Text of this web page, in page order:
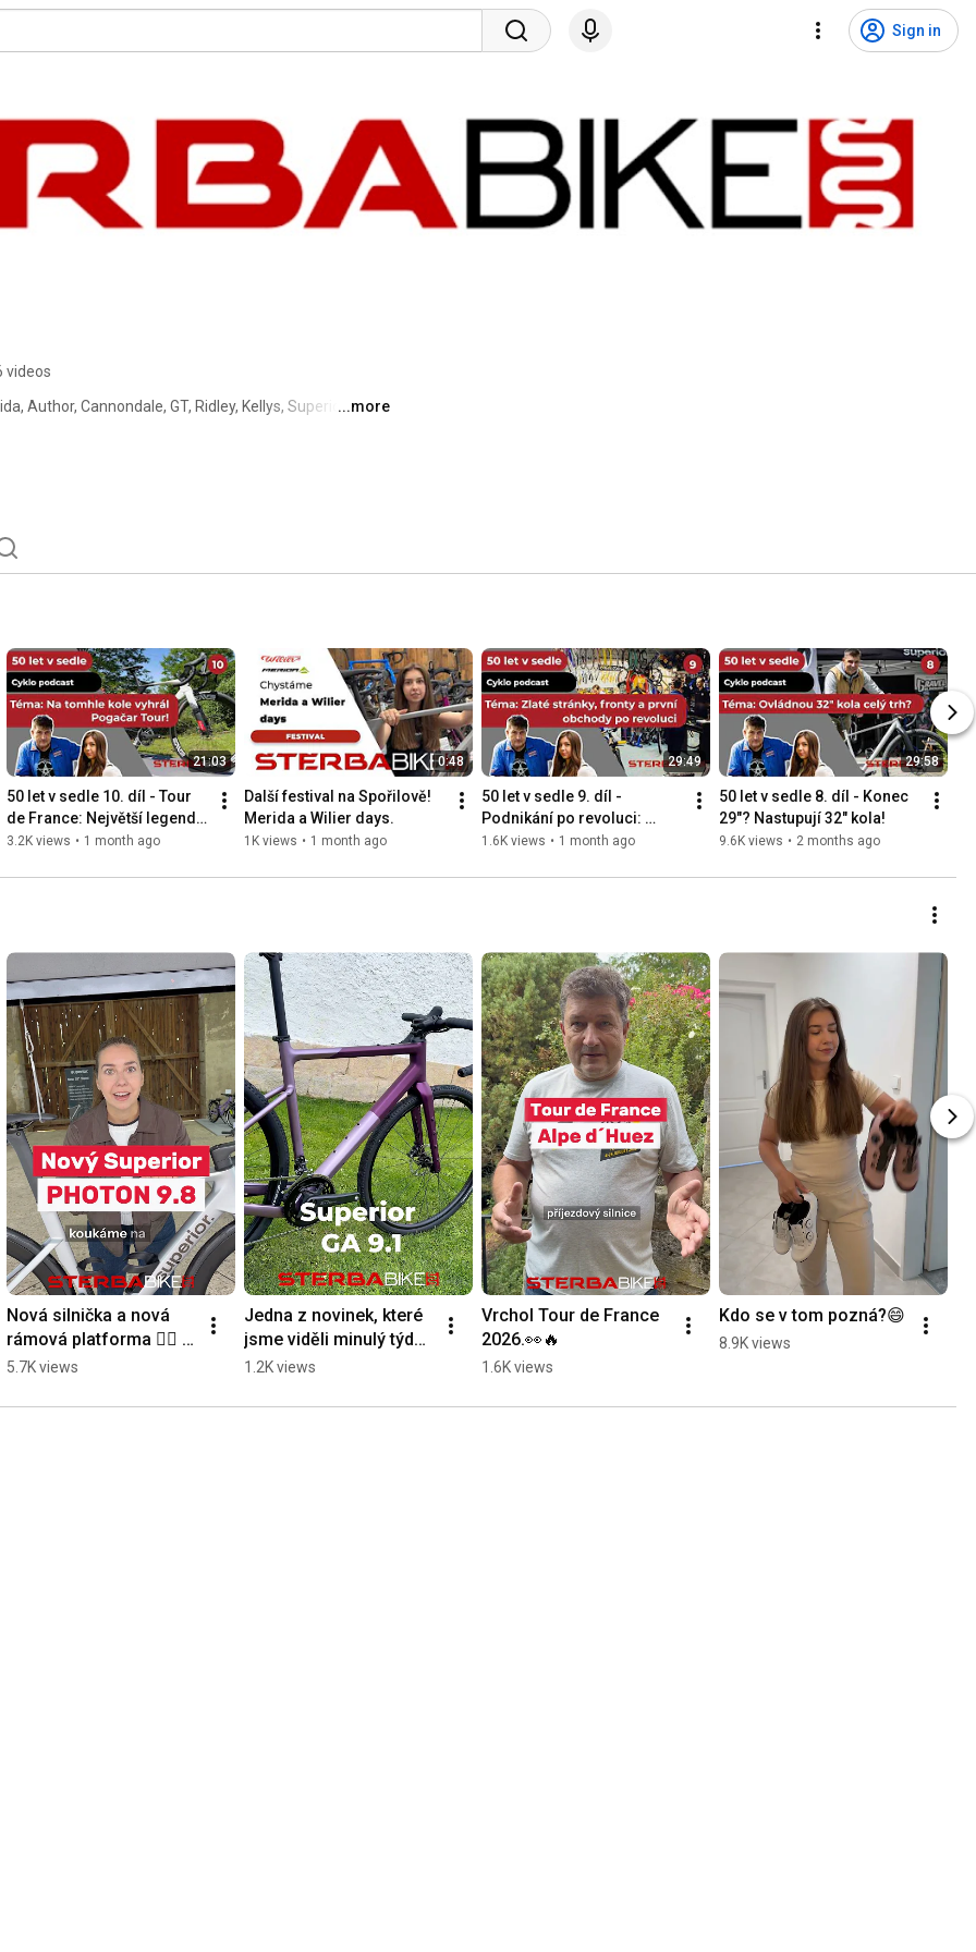
Sign in
videos
Author, Cannondale, GT, Ridley, Kellys, Superior a
kolo na zakázku.
...more
21:03
50 let v sedle 10. díl - Tour
de France: Největší legenda
silniční cyklistiky
3.2K views • 1 month ago
0:48
Další festival na Spořilově!
Merida a Wilier days.
1K views • 1 month ago
29:49
50 let v sedle 9. díl -
Podnikání po revoluci:
Sehnat prostor pro otevření
1.6K views • 1 month ago
29:58
50 let v sedle 8. díl - Konec
29"? Nastupují 32" kola!
9.6K views • 2 months ago
Nová silnička a nová
rámová platforma 👉🏻
To je Superior Photon
5.7K views
Jedna z novinek, které
jsme viděli minulý týden
na prezentaci u
1.2K views
Vrchol Tour de France
2026.👀🔥
1.6K views
Kdo se v tom pozná?😄
8.9K views